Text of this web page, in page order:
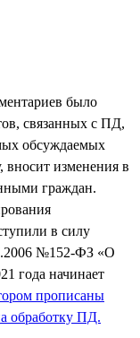
было
связанных с ПД,
обсуждаемых
вносит изменения в
граждан.
в силу
№152-ФЗ «О
года начинает
прописаны
обработку ПД.